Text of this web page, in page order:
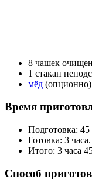
8 чашек
1 стакан
мёд (опционно)
Время
Подготовка:
Готовка: 3 часа.
Итого: 3 часа
Способ